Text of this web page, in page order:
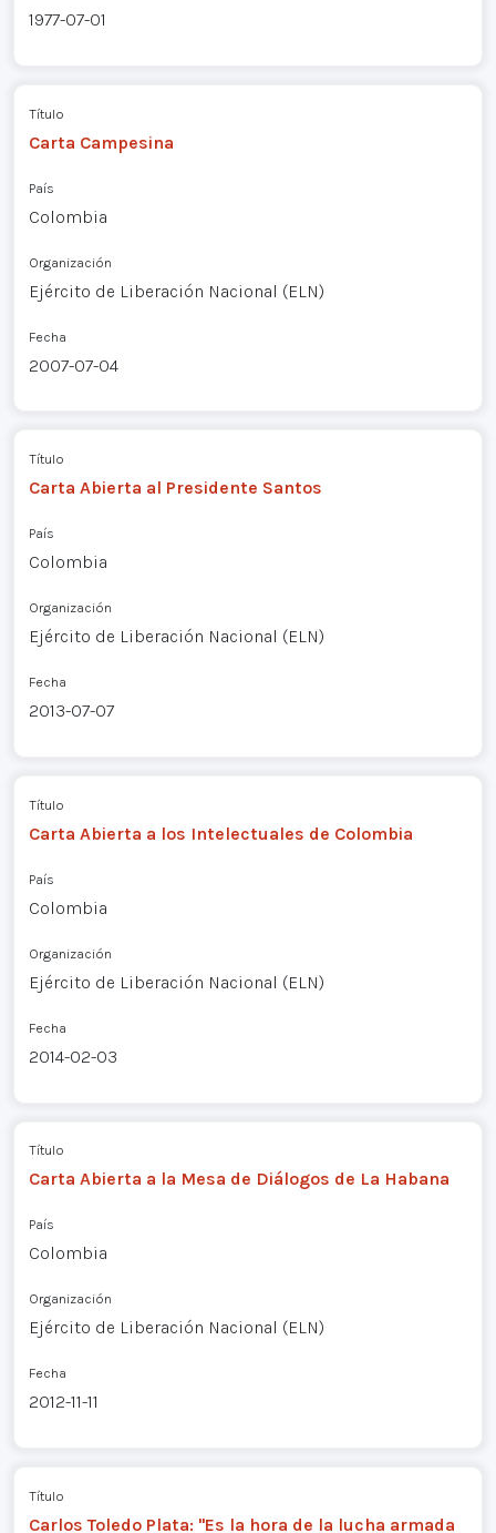
1977-07-01
Título
Carta Campesina
País
Colombia
Organización
Ejército de Liberación Nacional (ELN)
Fecha
2007-07-04
Título
Carta Abierta al Presidente Santos
País
Colombia
Organización
Ejército de Liberación Nacional (ELN)
Fecha
2013-07-07
Título
Carta Abierta a los Intelectuales de Colombia
País
Colombia
Organización
Ejército de Liberación Nacional (ELN)
Fecha
2014-02-03
Título
Carta Abierta a la Mesa de Diálogos de La Habana
País
Colombia
Organización
Ejército de Liberación Nacional (ELN)
Fecha
2012-11-11
Título
Carlos Toledo Plata: "Es la hora de la lucha armada